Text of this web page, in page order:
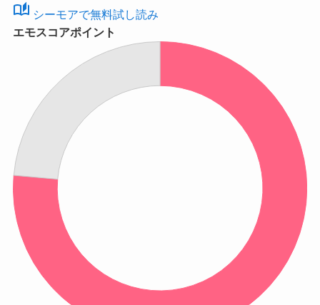
auto_stories シーモアで無料試し読み
エモスコアポイント